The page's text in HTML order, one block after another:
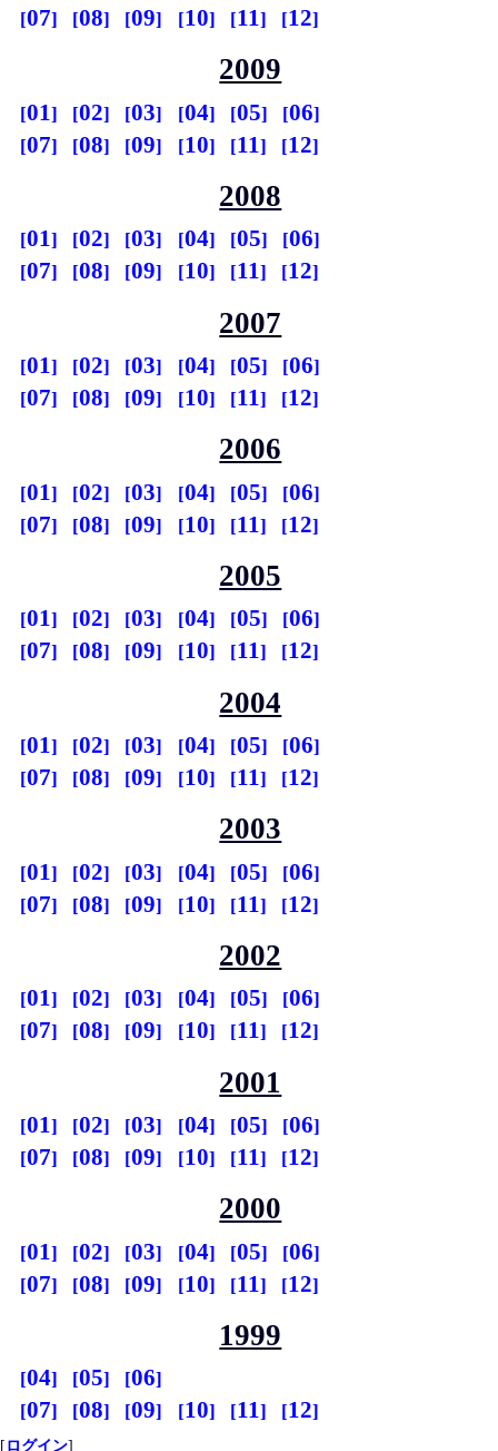
07
08 09 10 11 12
2009
01 02 03 04 05
06
07
08 09 10 11 12
2008
01 02 03 04 05
06
07
08 09 10 11 12
2007
01 02 03 04 05
06
07
08 09 10 11 12
2006
01 02 03 04 05
06
07
08 09 10 11 12
2005
01 02 03 04 05
06
07
08 09 10 11 12
2004
01 02 03 04 05
06
07
08 09 10 11 12
2003
01 02 03 04 05
06
07
08 09 10 11 12
2002
01 02 03 04 05
06
07
08 09 10 11 12
2001
01 02 03 04 05
06
07
08 09 10 11 12
2000
01 02 03 04 05
06
07
08 09 10 11 12
1999
04 05
06
07
08 09 10 11 12
[ログイン]